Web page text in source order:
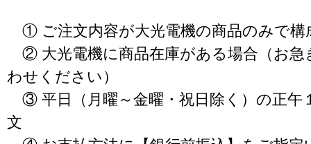
① ご注文内容が大光電機の商品のみで構
② 大光電機に商品在庫がある場合（お急
わせください）
③ 平日（月曜～金曜・祝日除く）の正午
文